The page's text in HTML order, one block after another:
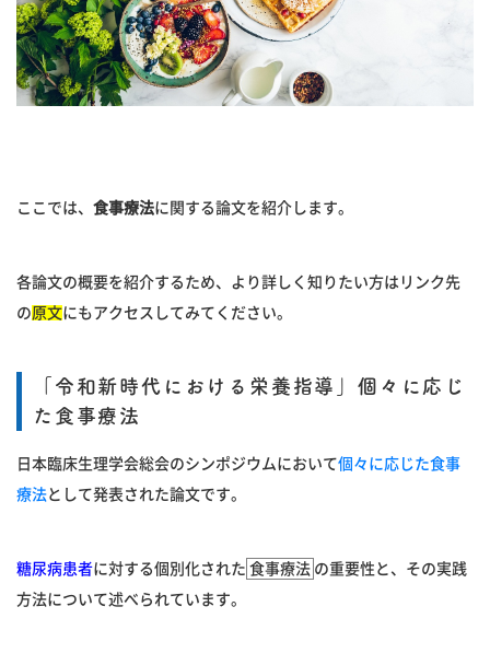
ここでは、 食事療法に関する論文を紹介します。
各論文の概要を紹介するため、より詳しく知りたい方はリンク先
の原文にもアクセスしてみてください。
「令和新時代における栄養指導」個々に応じ
た食事療法
日本臨床生理学会総会のシンポジウムにおいて個々に応じた食事
療法として発表された論文です。
糖尿病患者に対する個別化された 食事療法 の重要性と、その実践
方法について述べられています。